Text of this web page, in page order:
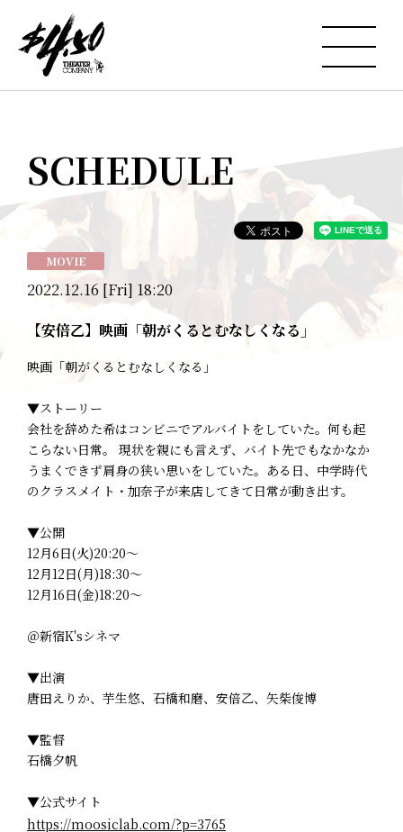
SCHEDULE
2022.12.16 [Fri] 18:20
MOVIE
【安倍乙】映画「朝がくるとむなしくなる」
映画「朝がくるとむなしくなる」
▼ストーリー
会社を辞めた希はコンビニでアルバイトをしていた。何も起
こらない日常。 現状を親にも言えず、バイト先でもなかなか
うまくできず肩身の狭い思いをしていた。ある日、中学時代
のクラスメイト・加奈子が来店してきて日常が動き出す。
▼公開
12月6日(火)20:20～
12月12日(月)18:30～
12月16日(金)18:20～
＠新宿K'sシネマ
▼出演
唐田えりか、芋生悠、石橋和磨、安倍乙、矢柴俊博
▼監督
石橋夕帆
▼公式サイト
https://moosiclab.com/?p=3765